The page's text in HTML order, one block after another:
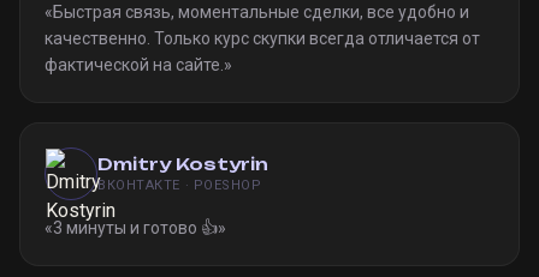
«Быстрая связь, моментальные сделки, все удобно и
качественно. Только курс скупки всегда отличается от
фактической на сайте. »
Dmitry Kostyrin
ВКОНТАКТЕ · POESHOP
«3 минуты и готово 👍»